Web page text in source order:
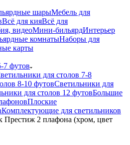
шарыМебель для
Всё для кияВсё для
видеоМини-бильярдИнтерьер
комнатыНаборы для
карты
7 футов
для столов 7-8
8-10 футовСветильники для
для столов 12 футовБольшие
Плоские
Комплектующие для светильников
Престиж 2 плафона (хром, цвет